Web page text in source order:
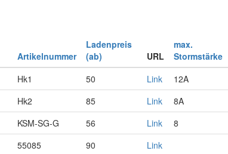
Artikelnummer
Ladenpreis
(ab)
URL
max.
Stormstärke
Hk1 50 Link 12A
Hk2 85 Link 8A
KSM-SG-G 56 Link 8
55085 90 Link